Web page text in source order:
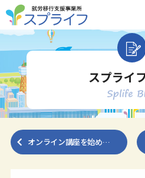
スプライ
オンライン講座を始め…